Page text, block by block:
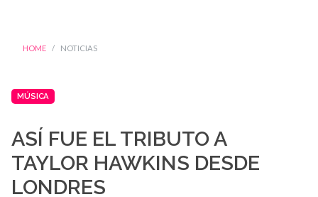
HOME NOTICIAS
MÚSICA
ASÍ FUE EL TRIBUTO A
TAYLOR HAWKINS DESDE
LONDRES